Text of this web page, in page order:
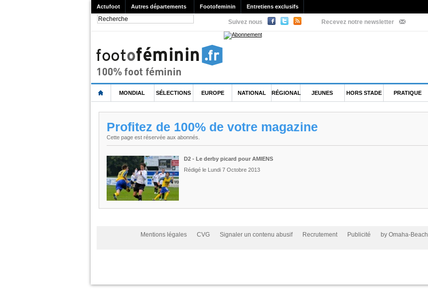
Actufoot Autres départements Footofeminin Entretiens exclusifs
Suivez nous Recevez notre newsletter
MONDIAL SÉLECTIONS EUROPE NATIONAL RÉGIONAL JEUNES HORS STADE PRATIQUE
Profitez de 100% de votre magazine
Cette page est réservée aux abonnés.
D2 - Le derby picard pour AMIENS
Rédigé le Lundi 7 Octobre 2013
Mentions légales CVG Signaler un contenu abusif Recrutement Publicité by Omaha-Beach